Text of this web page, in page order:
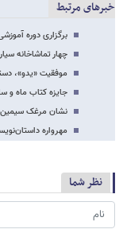
خبرهای مرتبط
برگزاری دوره
چهار تماشاخانه
موفقیت «یدو»،
جایزه کتاب ماه و
نشان مرغک سیمین
مهرواره
نظر شما